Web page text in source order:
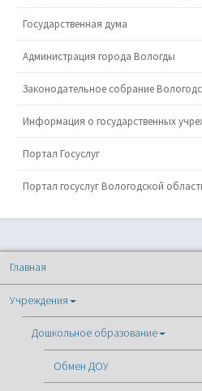
Государственная дума
Администрация города Вологды
Законодательное собрание
Информация о государственных
Портал Госуслуг
Портал госуслуг Вологодской
Главная
Учреждения
Дошкольное образование
Обмен ДОУ